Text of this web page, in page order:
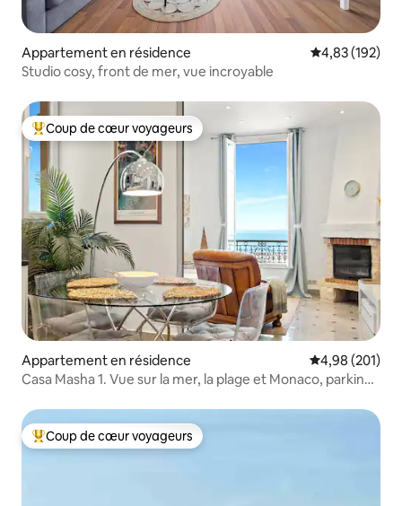
Appartement en résidence Évaluation
4,83 (192)
Studio cosy, front de mer, vue incroyable
Coups de cœur voyageurs les plus appréciés
Coup de cœur voyageurs
Appartement en résidence Évaluation
4,98 (201)
Casa Masha 1. Vue sur la mer, la plage et Monaco, parking
Coups de cœur voyageurs les plus appréciés
Coup de cœur voyageurs